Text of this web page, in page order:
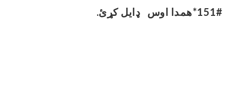
همدا اوس*151# ډایل کړئ.